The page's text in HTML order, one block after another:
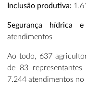
Inclusão produtiva:
Segurança hídrica e
atendimentos
Ao todo, 637
de 83
7.244 atendimentos no